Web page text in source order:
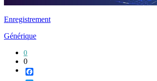
Enregistrement
Générique
0
0